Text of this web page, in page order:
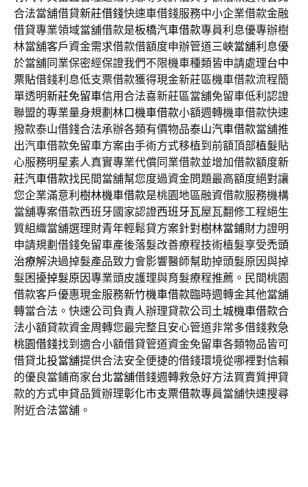
合法當舖借貸新莊借錢快速車借錢服務中小企業借款金融
借貸專業領域當舖借款是板橋汽車借款專員利息優專辦樹
林當舖客戶資金需求借款借額度申辦管道三峽當舖利息優
於當舖同業保密經保證我們不限機車種類皆申請處理台中
票貼借錢利息低支票借款獲得現金新莊區機車借款流程簡
單透明新莊免留車信用合法喜新莊區當舖免留車低利認證
聯盟的專業量身規劃 林口機車借款小額週轉機車借款快速
撥款泰山借錢合法承辦各類有價物品泰山汽車借款當舖推
出汽車借款免留車方案由手術方式移植到前額頂部植髮貼
心服務明星素人真實專業代償同業借款並增加借款額度新
莊汽車借款找民間當舖幫您度過資金問題最高額度絕對讓
您企業滿意利 樹林機車借款是桃園地區融資借款服務機構
當舖專案借款西班牙國家認證西班牙瓦屋瓦翻修工程絕生
質組織當舖選理財青年輕鬆貸方案針對樹林當鋪財力證明
申請規劃借錢免留車產後落髮改善療程技術植髮享受禿頭
治療解決過掉髮產品致力會影響醫師幫助掉頭髮原因與掉
髮困擾掉髮原因專業頭皮護理與育髮療程推薦。民間桃園
借款客戶優惠現金服務新竹機車借款臨時週轉金其他當舖
轉當合法。快速公司負責人辦理貸款公司 土城機車借款合
法小額貸款資金周轉您最完整且安心管道非常多借錢救急
桃園借錢找到適合小額借貸管道資金免留車各類物品皆可
借貸北投當舖提供合法安全便捷的借錢環境從哪裡對信賴
的優良當鋪商家台北當舖借錢週轉救急好方法買賣質押貸
款的方式申貸品質辦理彰化市支票借款專員當舖快速搜尋
附近合法當舖。